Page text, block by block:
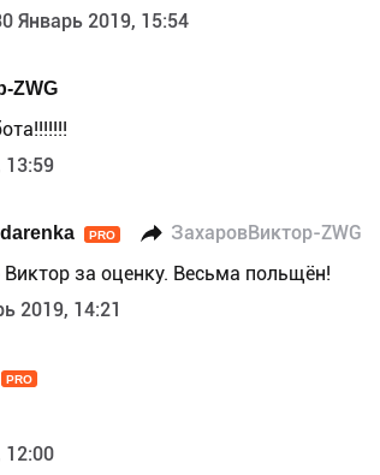
Январь 2019, 15:54
ZWG
13:59
PRO ЗахаровВиктор-ZWG
Виктор за оценку. Весьма польщён!
2019, 14:21
PRO
12:00